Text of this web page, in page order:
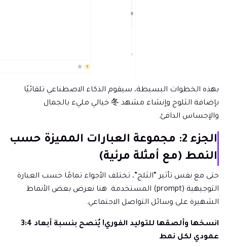
بهذه الخطوات البسيطة، سيقوم الذكاء الاصطناعي تلقائيًا
بإضافة الثلوج وإنشاء مشهد 冬 خيالي مليء بالجمال
والإحساس الدافئ.
الجزء 2: مجموعة العبارات المميزة حسب
النمط (مع أمثلة مرئية)
حتى مع نفس تأثير “الثلج”، تختلف الأجواء تمامًا حسب العبارة
التوجيهية (prompt) المستخدمة. هنا نعرض بعض الأنماط
الشهيرة على وسائل التواصل الاجتماعي.
انسخها وألصقها للتوليد الفوري! يُنصح بنسبة أبعاد 3:4
عمودي لكل نمط